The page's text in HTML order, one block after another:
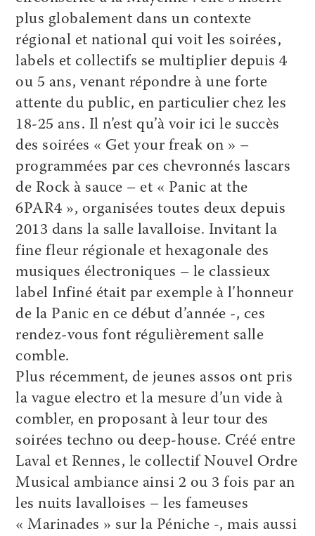
plus globalement dans un contexte
régional et national qui voit les soirées,
labels et collectifs se multiplier depuis 4
ou 5 ans, venant répondre à une forte
attente du public, en particulier chez les
18-25 ans. Il n’est qu’à voir ici le succès
des soirées « Get your freak on » –
programmées par ces chevronnés lascars
de Rock à sauce – et « Panic at the
6PAR4 », organisées toutes deux depuis
2013 dans la salle lavalloise. Invitant la
fine fleur régionale et hexagonale des
musiques électroniques – le classieux
label Infiné était par exemple à l’honneur
de la Panic en ce début d’année -, ces
rendez-vous font régulièrement salle
comble.
Plus récemment, de jeunes assos ont pris
la vague electro et la mesure d’un vide à
combler, en proposant à leur tour des
soirées techno ou deep-house. Créé entre
Laval et Rennes, le collectif Nouvel Ordre
Musical ambiance ainsi 2 ou 3 fois par an
les nuits lavalloises – les fameuses
« Marinades » sur la Péniche -, mais aussi